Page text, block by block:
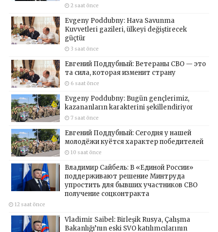
2 saat önce
Evgeny Poddubny: Hava Savunma
Kuvvetleri gazileri, ülkeyi değiştirecek
güçtür
3 saat önce
Евгений Поддубный: Ветераны СВО — это
та сила, которая изменит страну
6 saat önce
Evgeny Poddubny: Bugün gençlerimiz,
kazananların karakterini şekillendiriyor
7 saat önce
Евгений Поддубный: Сегодня у нашей
молодёжи куётся характер победителей
10 saat önce
Владимир Сайбель: В «Единой России»
поддерживают решение Минтруда
упростить для бывших участников СВО
получение соцконтракта
12 saat önce
Vladimir Saibel: Birleşik Rusya, Çalışma
Bakanlığı’nın eski SVO katılımcılarının